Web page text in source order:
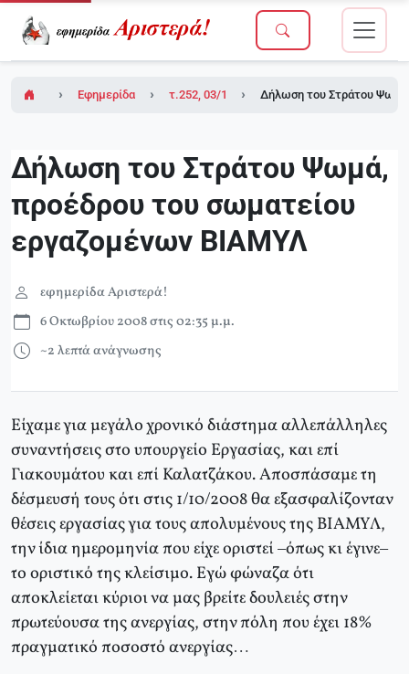
Εφημερίδα Αριστερά!τ.252, 03/10/2008Δήλωση του Στράτου
Δήλωση του Στράτου Ψωμά,
προέδρου του σωματείου
εργαζομένων ΒΙΑΜΥΛ
εφημερίδα Αριστερά!
6 Οκτωβρίου 2008 στις 02:35 μ.μ.
~2 λεπτά ανάγνωσης
Είχαμε για μεγάλο χρονικό διάστημα αλλεπάλληλες
συναντήσεις στο υπουργείο Εργασίας, και επί
Γιακουμάτου και επί Καλατζάκου. Αποσπάσαμε τη
δέσμευσή τους ότι στις 1/10/2008 θα εξασφαλίζονταν
θέσεις εργασίας για τους απολυμένους της ΒΙΑΜΥΛ,
την ίδια ημερομηνία που είχε οριστεί –όπως κι έγινε–
το οριστικό της κλείσιμο. Εγώ φώναζα ότι
αποκλείεται κύριοι να μας βρείτε δουλειές στην
πρωτεύουσα της ανεργίας, στην πόλη που έχει 18%
πραγματικό ποσοστό ανεργίας…